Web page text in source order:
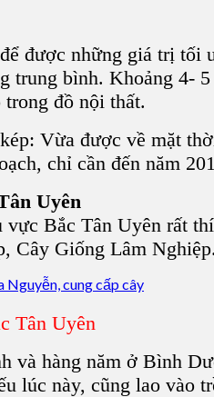
được những giá trị
bình. Khoảng 4-
đồ nội thất.
Vừa được về mặt
chỉ cần đến năm
Uyên
Bắc Tân Uyên rất
Cây Giống Lâm Nghiệp.
Tân Uyên
và hàng năm ở Bình
lúc này, cũng lao vào